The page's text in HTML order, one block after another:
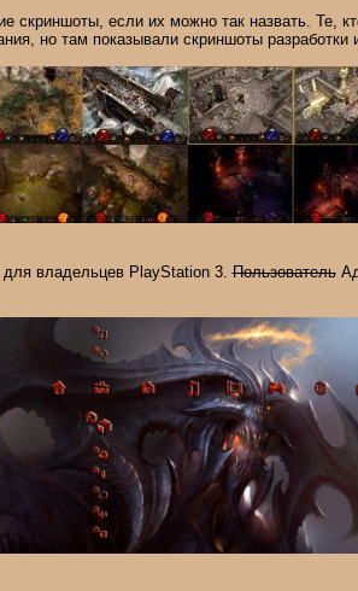
скриншоты, если их можно так назвать. Те,
но там показывали скриншоты разработки
для владельцев PlayStation 3.Пользователь